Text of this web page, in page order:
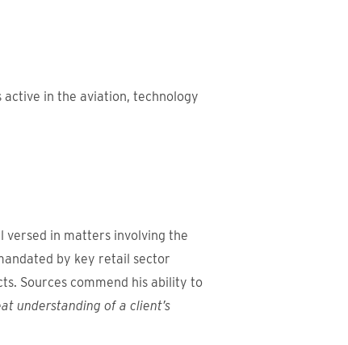
active in the aviation, technology
versed in matters involving the
by key retail sector
Sources commend his ability to
understanding of a client’s